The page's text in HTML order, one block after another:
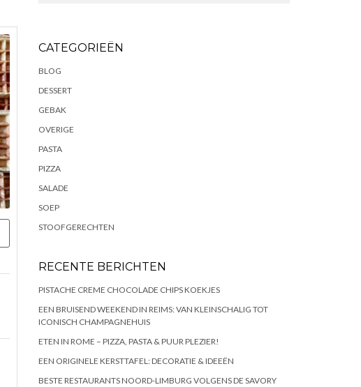
CATEGORIEËN
BLOG
DESSERT
GEBAK
OVERIGE
PASTA
PIZZA
SALADE
SOEP
STOOFGERECHTEN
RECENTE BERICHTEN
PISTACHE CREME CHOCOLADE CHIPS KOEKJES
EEN BRUISEND WEEKEND IN REIMS: VAN KLEINSCHALIG TOT
ICONISCH CHAMPAGNEHUIS
ETEN IN ROME – PIZZA, PASTA & PUUR PLEZIER!
EEN ORIGINELE KERSTTAFEL: DECORATIE & IDEEËN
BESTE RESTAURANTS NOORD-LIMBURG VOLGENS DE SAVORY